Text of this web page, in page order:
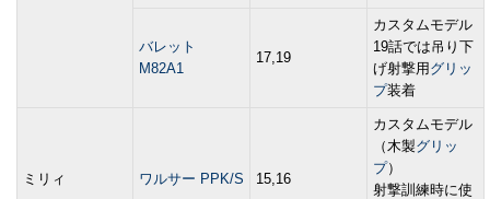
バレット
M82A1
17,19
カスタムモデル
19話では吊り下
げ射撃用 グリッ
プ装着
ミリィ ワルサー PPK/S 15,16
カスタムモデル
（木製グリッ
プ）
射撃訓練時に使